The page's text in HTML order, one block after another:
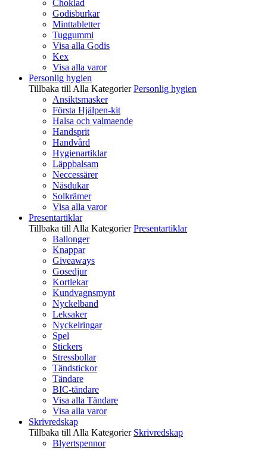
Choklad
Godisburkar
Minttabletter
Tuggummi
Visa alla Godis
Kex
Visa alla varor
Personlig hygien
Tillbaka till Alla Kategorier Personlig hygien
Ansiktsmasker
Första Hjälpen-kit
Halsa och valmaende
Handsprit
Handvård
Hygienartiklar
Läppbalsam
Neccessärer
Näsdukar
Solkrämer
Visa alla varor
Presentartiklar
Tillbaka till Alla Kategorier Presentartiklar
Ballonger
Knappar
Giveaways
Gosedjur
Kortlekar
Kundvagnsmynt
Nyckelband
Leksaker
Nyckelringar
Spel
Stickers
Stressbollar
Tändstickor
Tändare
BIC-tändare
Visa alla Tändare
Visa alla varor
Skrivredskap
Tillbaka till Alla Kategorier Skrivredskap
Blyertspennor